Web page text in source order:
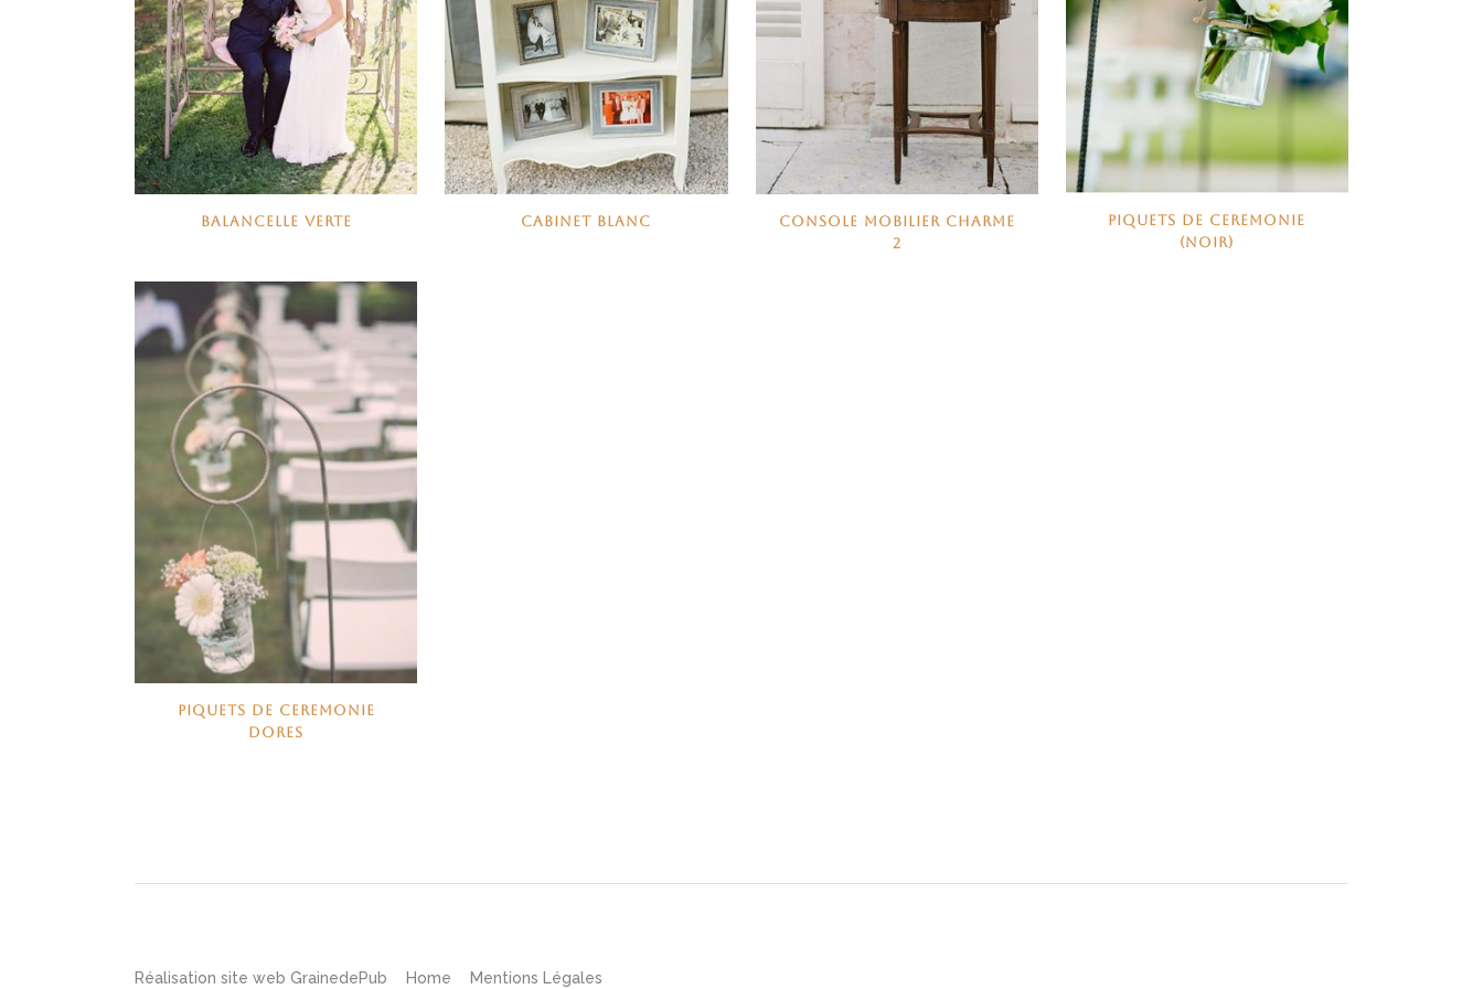
BALANCELLE VERTE CABINET BLANC
CONSOLE MOBILIER CHARME
2
PIQUETS DE CEREMONIE
(NOIR)
PIQUETS DE CEREMONIE
DORES
Réalisation site web GrainedePub Home Mentions Légales